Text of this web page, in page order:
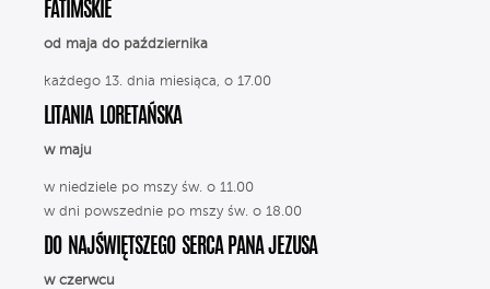
FATIMSKIE
od maja do października
każdego 13. dnia miesiąca, o 17.00
LITANIA LORETAŃSKA
w maju
w niedziele po mszy św. o 11.00
w dni powszednie po mszy św. o 18.00
DO NAJŚWIĘTSZEGO SERCA PANA JEZUSA
w czerwcu